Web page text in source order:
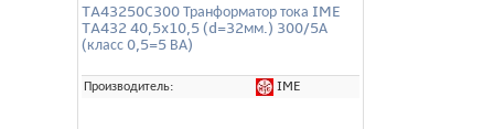
TA43250C300 Транформатор тока IME
TA432 40,5x10,5 (d=32мм.) 300/5А
(класс 0,5=5 ВА)
Производитель: IME